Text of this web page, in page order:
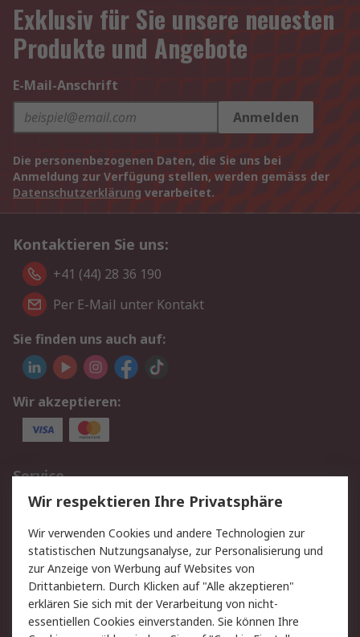
Exklusiv für Sie unsere neuesten
Produkte und Angebote
E-Mail-Anschrift
Anmelden
Die personenbezogenen Daten, die Sie uns bei
Anmeldung zur Verfügung stellen, werden gemäss der
Datenschutzerklärung verarbeitet.
Kontaktieren Sie uns:
+41 (44) 28 36 190
Per E-Mail unter Kontakt
Sie finden uns auch auf:
Wir akzeptieren:
Service
Value Added Services
Lieferlösungen
Rücksendungen
Kontakt
Hilfe
Rechtliches
AGB
Datenschutz
Wir respektieren Ihre Privatsphäre
Wir verwenden Cookies und andere Technologien zur
statistischen Nutzungsanalyse, zur Personalisierung und
zur Anzeige von Werbung auf Websites von
Drittanbietern. Durch Klicken auf "Alle akzeptieren"
erklären Sie sich mit der Verarbeitung von nicht-
essentiellen Cookies einverstanden. Sie können Ihre